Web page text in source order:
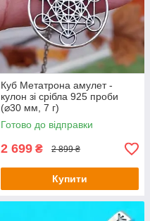
Куб Метатрона амулет -
кулон зі срібла 925 проби
(⌀30 мм, 7 г)
Готово до відправки
2 699 ₴ 2 899 ₴
Купити